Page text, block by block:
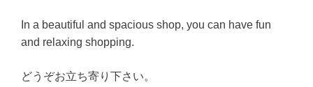
In a beautiful and spacious shop, you can have fun
and relaxing shopping.
どうぞお立ち寄り下さい。